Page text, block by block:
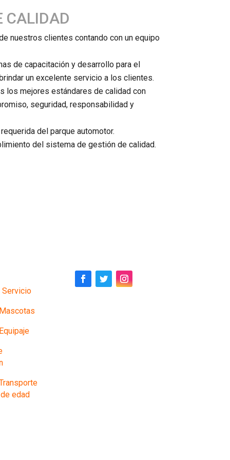
CALIDAD
nuestros clientes contando con un equipo
de capacitación y desarrollo para el
un excelente servicio a los clientes.
los mejores estándares de calidad con
seguridad, responsabilidad y
del parque automotor.
del sistema de gestión de calidad.
Servicio
edad